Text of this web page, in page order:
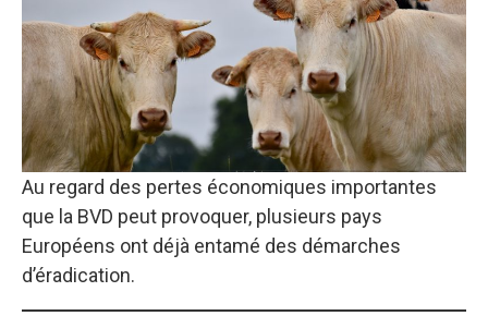
Au regard des pertes économiques importantes
que la BVD peut provoquer, plusieurs pays
Européens ont déjà entamé des démarches
d’éradication.